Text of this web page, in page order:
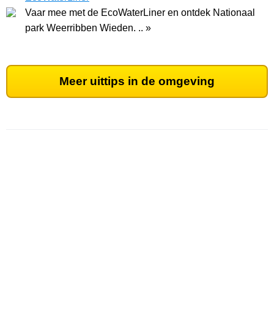
Vaar mee met de EcoWaterLiner en ontdek Nationaal
park Weerribben Wieden. .. »
Meer uittips in de omgeving